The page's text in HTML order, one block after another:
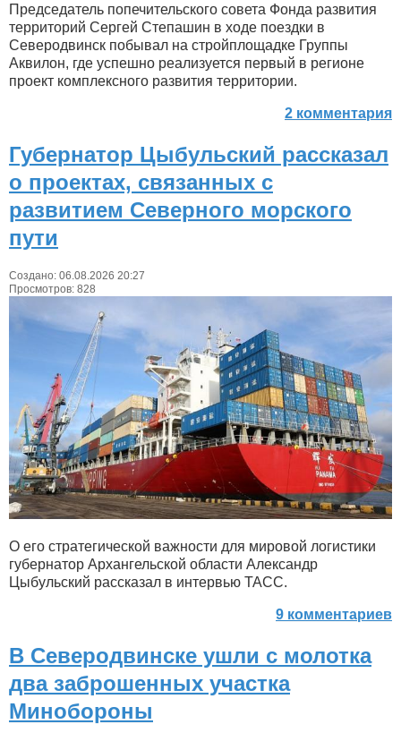
Председатель попечительского совета Фонда развития
территорий Сергей Степашин в ходе поездки в
Северодвинск побывал на стройплощадке Группы
Аквилон, где успешно реализуется первый в регионе
проект комплексного развития территории.
2 комментария
Губернатор Цыбульский рассказал
о проектах, связанных с
развитием Северного морского
пути
Создано: 06.08.2026 20:27
Просмотров: 828
О его стратегической важности для мировой логистики
губернатор Архангельской области Александр
Цыбульский рассказал в интервью ТАСС.
9 комментариев
В Северодвинске ушли с молотка
два заброшенных участка
Минобороны